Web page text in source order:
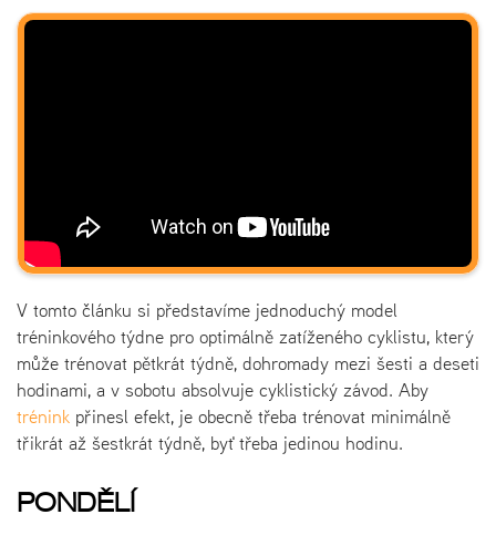
V tomto článku si představíme jednoduchý model
tréninkového týdne pro optimálně zatíženého cyklistu, který
může trénovat pětkrát týdně, dohromady mezi šesti a deseti
hodinami, a v sobotu absolvuje cyklistický závod. Aby
trénink přinesl efekt, je obecně třeba trénovat minimálně
třikrát až šestkrát týdně, byť třeba jedinou hodinu.
PONDĚLÍ